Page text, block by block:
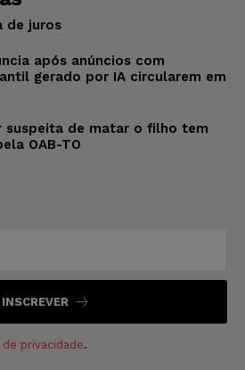
de juros
após anúncios com
gerado por IA circularem em
suspeita de matar o filho tem
OAB-TO
INSCREVER
privacidade.